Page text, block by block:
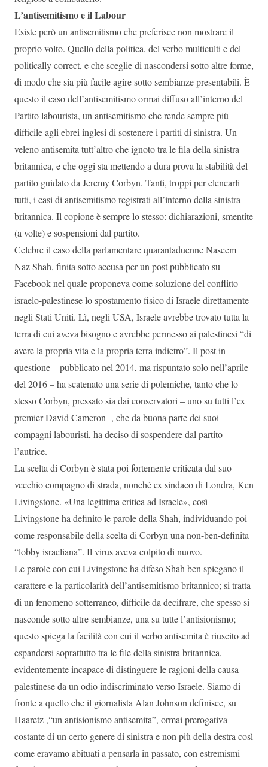
L’antisemitismo e il Labour
Esiste però un antisemitismo che preferisce non mostrare il
proprio volto. Quello della politica, del verbo multiculti e del
politically correct, e che sceglie di nascondersi sotto altre forme,
di modo che sia più facile agire sotto sembianze presentabili. È
questo il caso dell’antisemitismo ormai diffuso all’interno del
Partito labourista, un antisemitismo che rende sempre più
difficile agli ebrei inglesi di sostenere i partiti di sinistra. Un
veleno antisemita tutt’altro che ignoto tra le fila della sinistra
britannica, e che oggi sta mettendo a dura prova la stabilità del
partito guidato da Jeremy Corbyn. Tanti, troppi per elencarli
tutti, i casi di antisemitismo registrati all’interno della sinistra
britannica. Il copione è sempre lo stesso: dichiarazioni, smentite
(a volte) e sospensioni dal partito.
Celebre il caso della parlamentare quarantaduenne Naseem
Naz Shah, finita sotto accusa per un post pubblicato su
Facebook nel quale proponeva come soluzione del conflitto
israelo-palestinese lo spostamento fisico di Israele direttamente
negli Stati Uniti. Lì, negli USA, Israele avrebbe trovato tutta la
terra di cui aveva bisogno e avrebbe permesso ai palestinesi “di
avere la propria vita e la propria terra indietro”. Il post in
questione – pubblicato nel 2014, ma rispuntato solo nell’aprile
del 2016 – ha scatenato una serie di polemiche, tanto che lo
stesso Corbyn, pressato sia dai conservatori – uno su tutti l’ex
premier David Cameron -, che da buona parte dei suoi
compagni labouristi, ha deciso di sospendere dal partito
l’autrice.
La scelta di Corbyn è stata poi fortemente criticata dal suo
vecchio compagno di strada, nonché ex sindaco di Londra, Ken
Livingstone. «Una legittima critica ad Israele», così
Livingstone ha definito le parole della Shah, individuando poi
come responsabile della scelta di Corbyn una non-ben-definita
“lobby israeliana”. Il virus aveva colpito di nuovo.
Le parole con cui Livingstone ha difeso Shah ben spiegano il
carattere e la particolarità dell’antisemitismo britannico; si tratta
di un fenomeno sotterraneo, difficile da decifrare, che spesso si
nasconde sotto altre sembianze, una su tutte l’antisionismo;
questo spiega la facilità con cui il verbo antisemita è riuscito ad
espandersi soprattutto tra le file della sinistra britannica,
evidentemente incapace di distinguere le ragioni della causa
palestinese da un odio indiscriminato verso Israele. Siamo di
fronte a quello che il giornalista Alan Johnson definisce, su
Haaretz ,“un antisionismo antisemita”, ormai prerogativa
costante di un certo genere di sinistra e non più della destra così
come eravamo abituati a pensarla in passato, con estremismi